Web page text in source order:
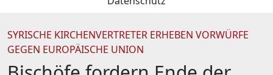
SYRISCHE KIRCHENVERTRETER ERHEBEN VORWÜRFE
GEGEN EUROPÄISCHE UNION